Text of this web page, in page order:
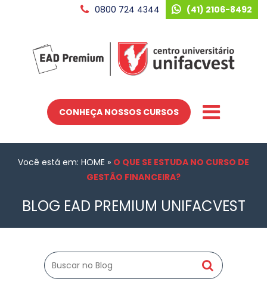
(41) 2106-8492
0800 724 4344
CONHEÇA NOSSOS CURSOS
Você está em: HOME » O QUE SE ESTUDA NO CURSO DE
GESTÃO FINANCEIRA?
BLOG EAD PREMIUM UNIFACVEST